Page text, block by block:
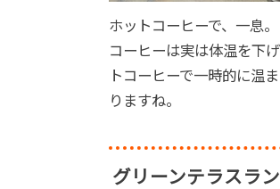
ホットコーヒーで、一息。
コーヒーは実は体温を下
トコーヒーで一時的に温
りますね。
グリーンテラスラ